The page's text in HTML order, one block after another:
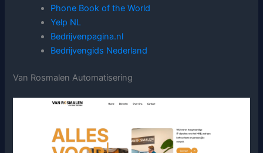
Phone Book of the World
Yelp NL
Bedrijvenpagina.nl
Bedrijvengids Nederland
Van Rosmalen Automatisering